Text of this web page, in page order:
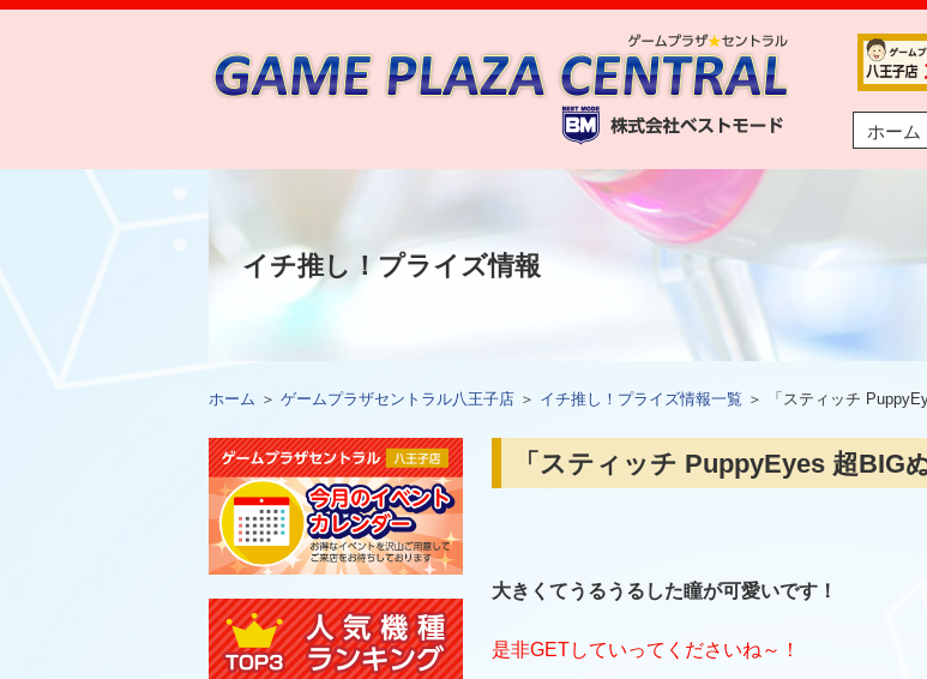
ホーム
イチ推し！プライズ情報
ホーム ＞ ゲームプラザセントラル八王子店 ＞ イチ推し！プライズ情報一覧 ＞ 「スティッチ
「スティッチ PuppyEyes 超BIG
大きくてうるうるした瞳が可愛いです！
是非GETしていってくださいね～！